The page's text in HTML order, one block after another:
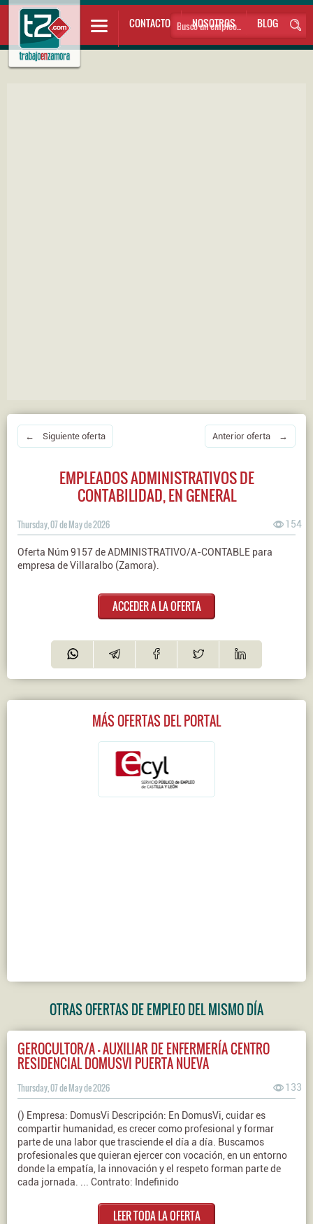
CONTACTO NOSOTROS BLOG
← Siguiente oferta Anterior oferta →
EMPLEADOS ADMINISTRATIVOS DE
CONTABILIDAD, EN GENERAL
Thursday, 07 de May de 2026 154
Oferta Núm 9157 de ADMINISTRATIVO/A-CONTABLE para
empresa de Villaralbo (Zamora).
ACCEDER A LA OFERTA
MÁS OFERTAS DEL PORTAL
OTRAS OFERTAS DE EMPLEO DEL MISMO DÍA
GEROCULTOR/A - AUXILIAR DE ENFERMERÍA CENTRO
RESIDENCIAL DOMUSVI PUERTA NUEVA
Thursday, 07 de May de 2026 133
() Empresa: DomusVi Descripción: En DomusVi, cuidar es
compartir humanidad, es crecer como profesional y formar
parte de una labor que trasciende el día a día. Buscamos
profesionales que quieran ejercer con vocación, en un entorno
donde la empatía, la innovación y el respeto forman parte de
cada jornada. ... Contrato: Indefinido
LEER TODA LA OFERTA